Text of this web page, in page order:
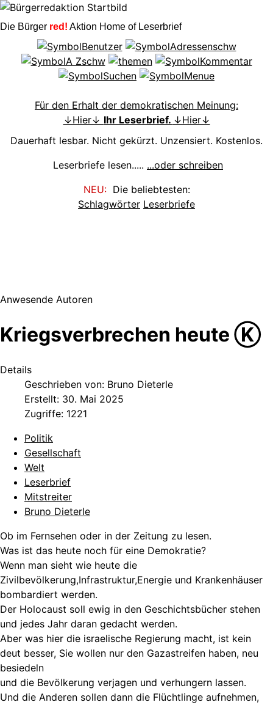
Die Bürger red! Aktion Home of Leserbrief
Für den Erhalt der demokratischen Meinung:
↓Hier↓ Ihr Leserbrief. ↓Hier↓
Dauerhaft lesbar. Nicht gekürzt. Unzensiert. Kostenlos.
Leserbriefe lesen..... ...oder schreiben
NEU:Die beliebtesten:
Schlagwörter Leserbriefe
Anwesende Autoren
Kriegsverbrechen heute Ⓚ
Details
Geschrieben von: Bruno Dieterle
Erstellt: 30. Mai 2025
Zugriffe: 1221
Politik
Gesellschaft
Welt
Leserbrief
Mitstreiter
Bruno Dieterle
Ob im Fernsehen oder in der Zeitung zu lesen.
Was ist das heute noch für eine Demokratie?
Wenn man sieht wie heute die
Zivilbevölkerung,Infrastruktur,Energie und Krankenhäuser
bombardiert werden.
Der Holocaust soll ewig in den Geschichtsbücher stehen
und jedes Jahr daran gedacht werden.
Aber was hier die israelische Regierung macht, ist kein
deut besser, Sie wollen nur den Gazastreifen haben, neu
besiedeln
und die Bevölkerung verjagen und verhungern lassen.
Und die Anderen sollen dann die Flüchtlinge aufnehmen,